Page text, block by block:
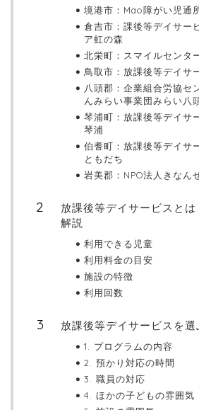
境港市：Mao障がい児通
倉吉市：課後等デイサー
ア虹の森
北栄町：スマイルセンタ
鳥取市：放課後等デイサ
八頭郡：企業組合労協セ
んみらい事業団みらい八
琴浦町：放課後等デイサ
琴浦
伯耆町：放課後等デイサ
ともだち
岩美郡：NPO法人きなん
放課後等デイサービスとは
解説
利用できる児童
利用料金の目安
施設の特徴
利用回数
放課後等デイサービスを選
1. プログラムの内容
2. 預かり対応の時間
3. 職員の対応
4. ほかの子どもの雰囲気